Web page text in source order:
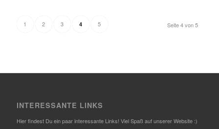
Seite 4 von 5
1 2 3 4 5
INTERESSANTE LINKS
Hier findest Du ein paar interessante Links! Viel Spaß auf unserer Website :)